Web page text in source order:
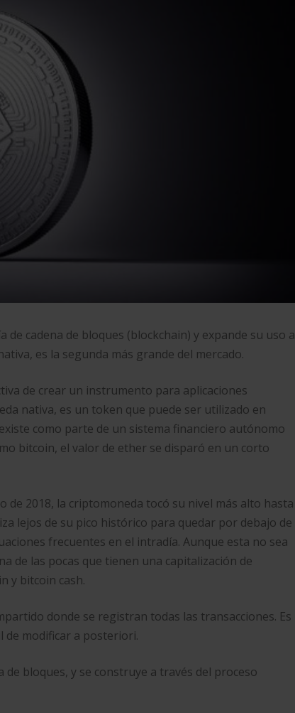
cadena de bloques (blockchain) y expande su uso a
es la segunda más grande del mercado.
de crear un instrumento para aplicaciones
nativa, es un token que puede ser utilizado en
como parte de un sistema financiero autónomo
bitcoin, el valor de ether se disparó en un corto
de 2018, la criptomoneda tocó su nivel más alto hasta
lejos de su pico histórico para quedar por debajo de
frecuentes en el intradía. Aunque esta no sea
de las pocas que tienen una capitalización de
y bitcoin cash.
donde se registran todas las transacciones. Es
de modificar a posteriori.
de bloques, y se construye a través del proceso